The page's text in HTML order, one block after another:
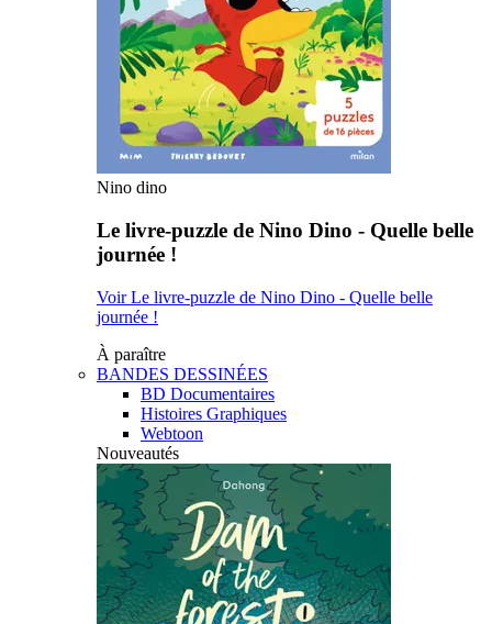
Nino dino
Le livre-puzzle de Nino Dino - Quelle belle
journée !
Voir Le livre-puzzle de Nino Dino - Quelle belle
journée !
À paraître
BANDES DESSINÉES
BD Documentaires
Histoires Graphiques
Webtoon
Nouveautés